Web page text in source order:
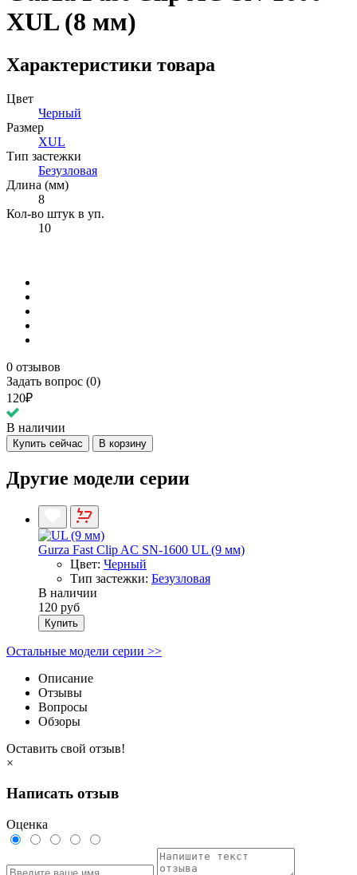
XUL (8 мм)
Характеристики товара
Цвет
Черный
Размер
XUL
Тип застежки
Безузловая
Длина (мм)
8
Кол-во штук в уп.
10
0 отзывов
Задать вопрос (0)
120₽
В наличии
Купить сейчас В корзину
Другие модели серии
Gurza Fast Clip AC SN-1600 UL (9 мм)
Цвет: Черный
Тип застежки: Безузловая
В наличии
120 руб
Купить
Остальные модели серии >>
Описание
Отзывы
Вопросы
Обзоры
Оставить свой отзыв!
×
Написать отзыв
Оценка